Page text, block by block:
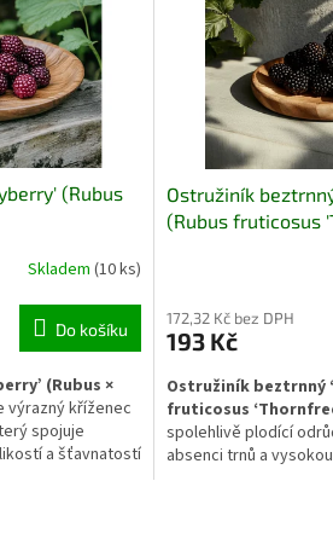
(Rubus
Skladem (10 ks)
Do košíku
(Rubus ×
výrazný kříženec
spojuje
a šťavnatostí
Ostružiník
(Rubus fruticosus
172,32 Kč bez DPH
193 Kč
Ostružiník beztrnný
fruticosus
spolehlivě plodící
absenci trnů a